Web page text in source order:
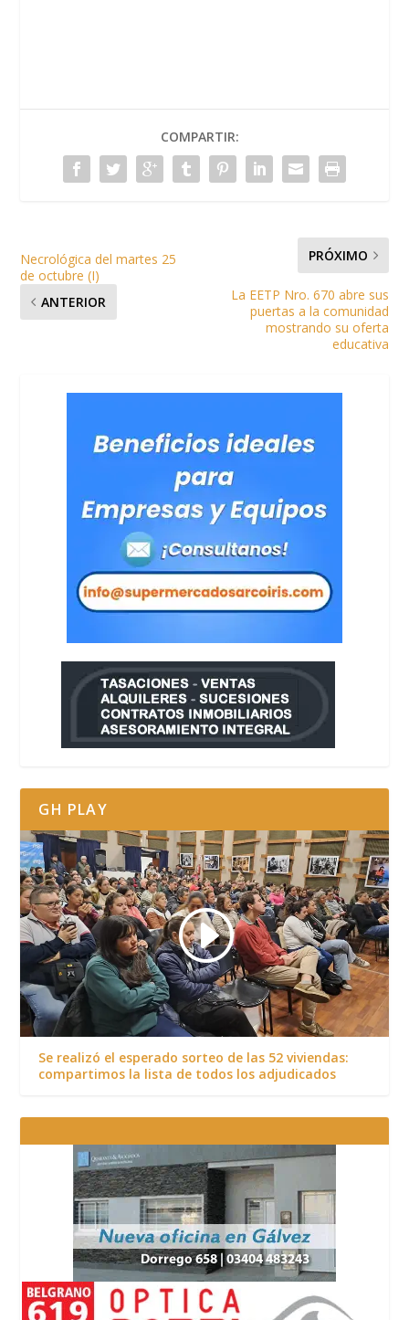
COMPARTIR:
Necrológica del martes 25
de octubre (I)
ANTERIOR
PRÓXIMO
La EETP Nro. 670 abre sus
puertas a la comunidad
mostrando su oferta
educativa
GH PLAY
Se realizó el esperado sorteo de las 52 viviendas:
compartimos la lista de todos los adjudicados